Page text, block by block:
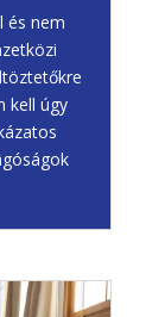
és nem
kell úgy